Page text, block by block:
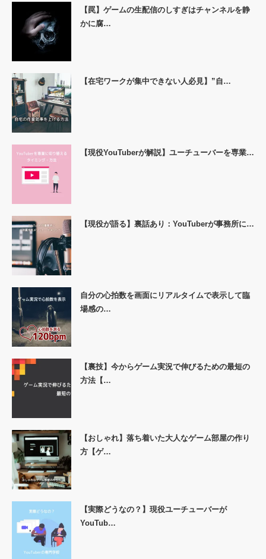
【罠】ゲームの生配信のしすぎはチャンネルを静
かに腐…
【在宅ワークが集中できない人必見】”自…
【現役YouTuberが解説】ユーチューバーを専業…
【現役が語る】裏話あり：YouTuberが事務所に…
自分の心拍数を画面にリアルタイムで表示して臨
場感の…
【裏技】今からゲーム実況で伸びるための最短の
方法【…
【おしゃれ】落ち着いた大人なゲーム部屋の作り
方【ゲ…
【実際どうなの？】現役ユーチューバーが
YouTub…